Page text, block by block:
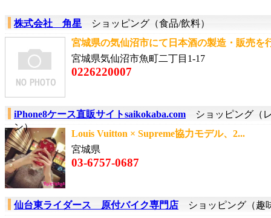
株式会社 角星 ショッピング（食品/飲料）
宮城県の気仙沼市にて日本酒の製造・販売を
宮城県気仙沼市魚町二丁目1-17
0226220007
iPhone8ケース直販サイトsaikokaba.com ショッピング（
ン）
Louis Vuitton × Supreme協力モデル、2...
宮城県
03-6757-0687
仙台東ライダース 原付バイク専門店 ショッピング（趣